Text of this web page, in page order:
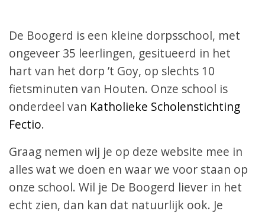
De Boogerd is een kleine dorpsschool, met
ongeveer 35 leerlingen, gesitueerd in het
hart van het dorp ’t Goy, op slechts 10
fietsminuten van Houten. Onze school is
onderdeel van Katholieke Scholenstichting
Fectio.
Graag nemen wij je op deze website mee in
alles wat we doen en waar we voor staan op
onze school. Wil je De Boogerd liever in het
echt zien, dan kan dat natuurlijk ook. Je